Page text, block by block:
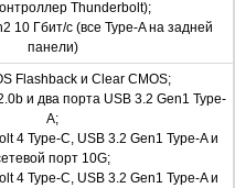
Thunderbolt);
10 Гбит/с (все Type-A на задней
панели)
Flashback и Clear CMOS;
и два порта USB 3.2 Gen1 Type-
A;
4 Type-C, USB 3.2 Gen1 Type-A и
порт 10G;
4 Type-C, USB 3.2 Gen1 Type-A и